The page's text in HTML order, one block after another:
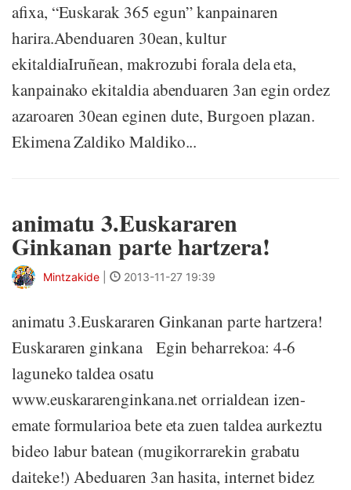
afixa, “Euskarak 365 egun” kanpainaren
harira.Abenduaren 30ean, kultur
ekitaldiaIruñean, makrozubi forala dela eta,
kanpainako ekitaldia abenduaren 3an egin ordez
azaroaren 30ean eginen dute, Burgoen plazan.
Ekimena Zaldiko Maldiko...
animatu 3.Euskararen
Ginkanan parte hartzera!
Mintzakide 2013-11-27 19:39
animatu 3.Euskararen Ginkanan parte hartzera!
Euskararen ginkana Egin beharrekoa: 4-6
laguneko taldea osatu
www.euskararenginkana.net orrialdean izen-
emate formularioa bete eta zuen taldea aurkeztu
bideo labur batean (mugikorrarekin grabatu
daiteke!) Abeduaren 3an hasita, internet bidez